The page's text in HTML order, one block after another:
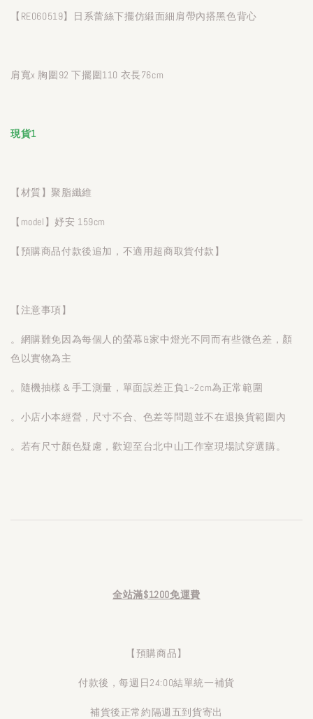
【RE060519】日系蕾絲下擺仿緞面細肩帶內搭黑色背心
肩寬x 胸圍92 下擺圍110 衣長76cm
現貨1
【材質】聚脂纖維
【model】妤安 159cm
【預購商品付款後追加，不適用超商取貨付款】
【注意事項】
。網購難免因為每個人的螢幕&家中燈光不同而有些微色差，顏
色以實物為主
。隨機抽樣＆手工測量，單面誤差正負1~2cm為正常範圍
。小店小本經營，尺寸不合、色差等問題並不在退換貨範圍內
。若有尺寸顏色疑慮，歡迎至台北中山工作室現場試穿選購。
全站滿$1200免運費
【預購商品】
付款後，每週日24:00結單統一補貨
補貨後正常約隔週五到貨寄出